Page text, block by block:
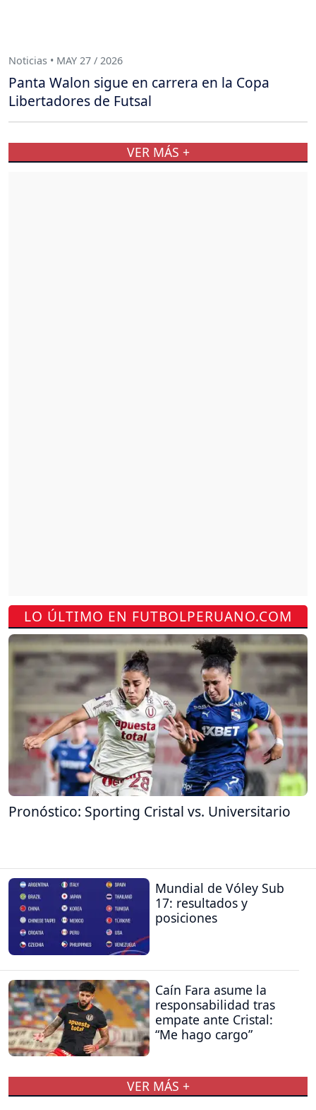
LO ÚLTIMO EN FUTBOLPERUANO.COM
Pronóstico: Sporting Cristal vs. Universitario
Mundial de Vóley Sub
17: resultados y
posiciones
Caín Fara asume la
responsabilidad tras
empate ante Cristal:
“Me hago cargo”
VER MÁS +
Noticias • MAY 27 / 2026
Panta Walon sigue en carrera en la Copa
Libertadores de Futsal
VER MÁS +